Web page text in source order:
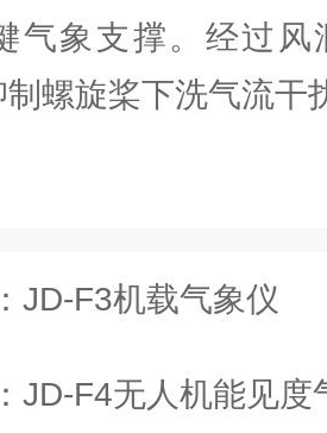
气象支撑。经过风
螺旋桨下洗气流干
JD-F3机载气象仪
JD-F4无人机能见度